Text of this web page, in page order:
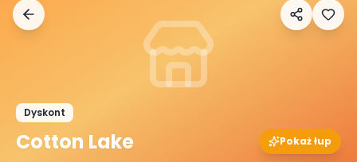
Dyskont
Cotton Lake Pokaż łup